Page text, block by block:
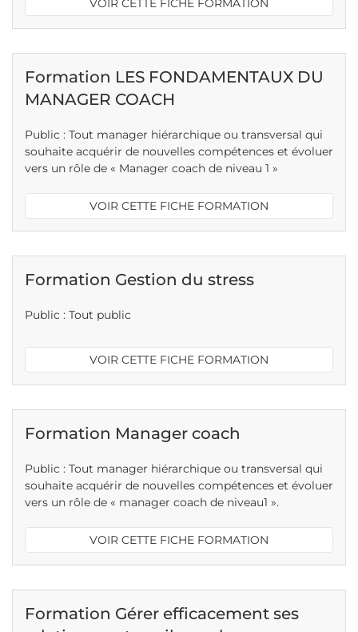
Formation LES FONDAMENTAUX DU
MANAGER COACH
Public : Tout manager hiérarchique ou transversal qui
souhaite acquérir de nouvelles compétences et évoluer
vers un rôle de « Manager coach de niveau 1 »
VOIR CETTE FICHE FORMATION
Formation Gestion du stress
Public : Tout public
VOIR CETTE FICHE FORMATION
Formation Manager coach
Public : Tout manager hiérarchique ou transversal qui
souhaite acquérir de nouvelles compétences et évoluer
vers un rôle de « manager coach de niveau1 ».
VOIR CETTE FICHE FORMATION
Formation Gérer efficacement ses